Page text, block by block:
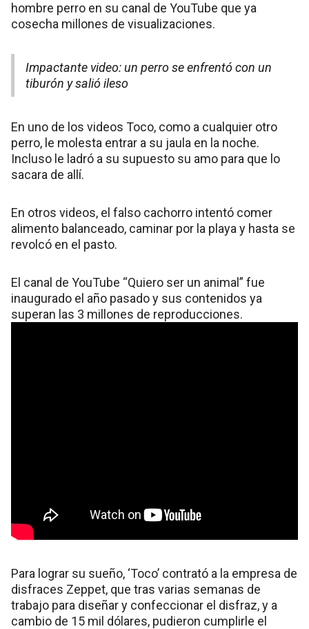
hombre perro en su canal de YouTube que ya
cosecha millones de visualizaciones.
Impactante video: un perro se enfrentó con un
tiburón y salió ileso
En uno de los videos Toco, como a cualquier otro
perro, le molesta entrar a su jaula en la noche.
Incluso le ladró a su supuesto su amo para que lo
sacara de allí.
En otros videos, el falso cachorro intentó comer
alimento balanceado, caminar por la playa y hasta se
revolcó en el pasto.
El canal de YouTube “Quiero ser un animal” fue
inaugurado el año pasado y sus contenidos ya
superan las 3 millones de reproducciones.
Para lograr su sueño, ‘Toco’ contrató a la empresa de
disfraces Zeppet, que tras varias semanas de
trabajo para diseñar y confeccionar el disfraz, y a
cambio de 15 mil dólares, pudieron cumplirle el